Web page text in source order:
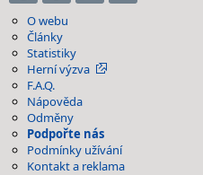
O webu
Články
Statistiky
Herní výzva
F.A.Q.
Nápověda
Odměny
Podpořte nás
Podmínky užívání
Kontakt a reklama